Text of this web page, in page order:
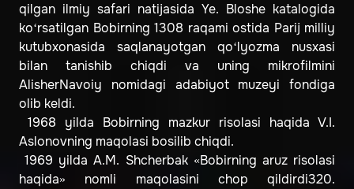
qilgan ilmiy safari natijasida Ye. Bloshe katalogida
ko‘rsatilgan Bobirning 1308 raqami ostida Parij milliy
kutubxonasida saqlanayotgan qo‘lyozma nusxasi
bilan tanishib chiqdi va uning mikrofilmini
AlisherNavoiy nomidagi adabiyot muzeyi fondiga
olib keldi.
1968 yilda Bobirning mazkur risolasi haqida V.I.
Aslonovning maqolasi bosilib chiqdi.
1969 yilda A.M. Shcherbak «Bobirning aruz risolasi
haqida» nomli maqolasini chop qildirdi320.